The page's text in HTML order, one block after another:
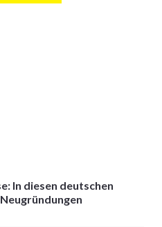
In diesen deutschen